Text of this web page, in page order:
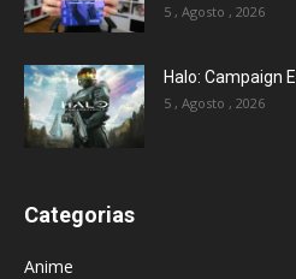
5 , Agosto , 2026
Halo: Campaign
5 , Agosto , 2026
Categorias
Anime